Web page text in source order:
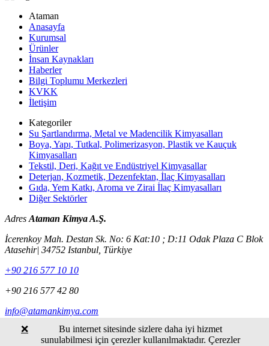
Ataman
Anasayfa
Kurumsal
Ürünler
İnsan Kaynakları
Haberler
Bilgi Toplumu Merkezleri
KVKK
İletişim
Kategoriler
Su Şartlandırma, Metal ve Madencilik Kimyasalları
Boya, Yapı, Tutkal, Polimerizasyon, Plastik ve Kauçuk
Kimyasalları
Tekstil, Deri, Kağıt ve Endüstriyel Kimyasallar
Deterjan, Kozmetik, Dezenfektan, İlaç Kimyasalları
Gıda, Yem Katkı, Aroma ve Zirai İlaç Kimyasalları
Diğer Sektörler
Adres Ataman Kimya A.Ş.
İcerenkoy Mah. Destan Sk. No: 6 Kat:10 ; D:11 Odak Plaza C Blok
Atasehir| 34752 Istanbul, Türkiye
+90 216 577 10 10
+90 216 577 42 80
info@atamankimya.com
www.atamankimya.comBu internet sitesinde sizlere daha iyi hizmet
sunulabilmesi için çerezler kullanılmaktadır. Çerezler
❌